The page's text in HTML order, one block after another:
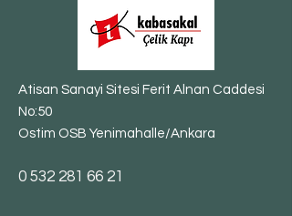
Atisan Sanayi Sitesi Ferit Alnan Caddesi
No:50
Ostim OSB Yenimahalle/Ankara
​0 532 281 66 21